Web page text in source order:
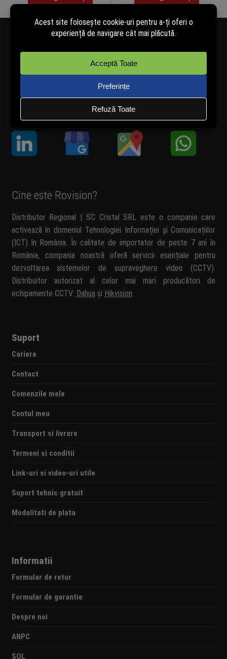
Adresă de e-mail - vanzari@rovision.ro
Ne găsești și pe:
Cine este Rovision?
Distributor Regional | SC Cristal SRL este o companie care
activează în domeniul Tehnologiei Informației și Comunicațiilor
(ICT) în România. În calitate de importator de peste 7 ani în
România, compania noastră oferă servicii esențiale pentru
dezvoltarea sistemelor de supraveghere video (CCTV).
Distribuitor autorizat al celor mai mari producători de
echipamente CCTV: Dahua și Hikvision.
Suport
Cariere
Contact
Comenzile mele
Contul meu
Transport si livrare
Termeni si conditii
Link-uri si video-uri utile
Suport tehnic gratuit
Modalitati de plata
Informatii
Formular de retur
Formular de garantie
Despre noi
ANPC
SOL